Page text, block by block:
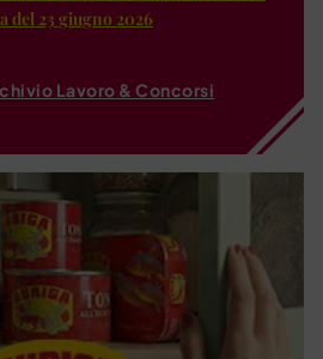
del 23 giugno 2026
Lavoro & Concorsi